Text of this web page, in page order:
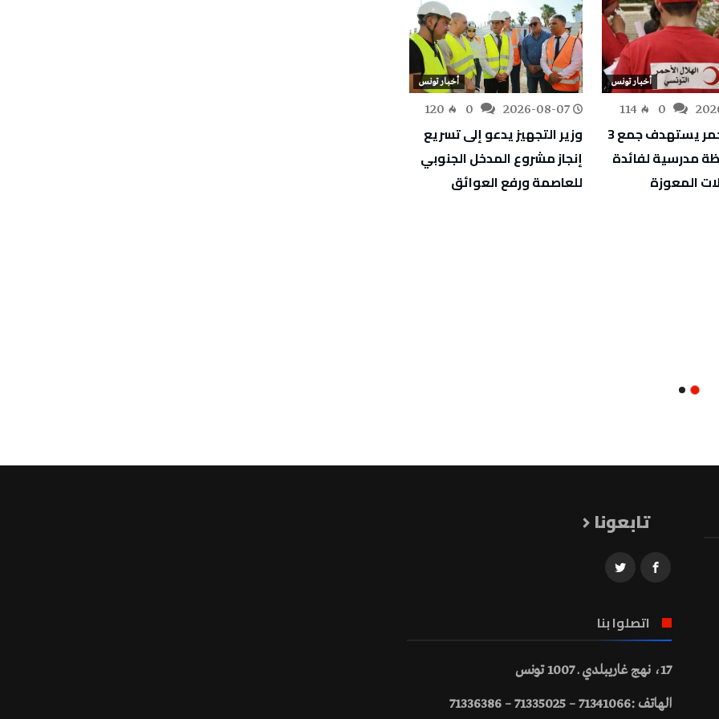
أخبار تونس
114
الهلال الأحمر يستهدف جمع 3
مدرسية لفائدة
المعوزة
أخبار تونس
2026-08-07
120
وزير التجهيز يدعو إلى تسريع
إنجاز مشروع المدخل الجنوبي
للعاصمة ورفع العوائق
تابعونا
اتصلوا بنا
17، نهج غاريبلدي ـ 1007 تونس
الهاتف :71341066 – 71335025 – 71336386